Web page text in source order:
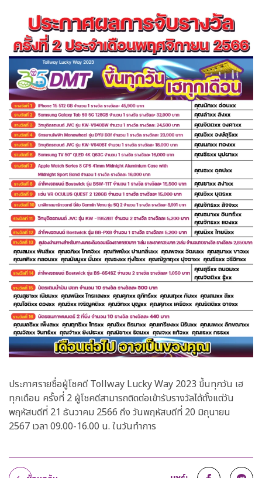
ประกาศรายชื่อผู้โชคดี Tollway Lucky Way 2023 ขึ้นทุกวัน เฮ
ทุกเดือน ครั้งที่ 2 ผู้โชคดีสามารถติดต่อเข้ารับรางวัลได้ตั้งแต่วัน
พฤหัสบดีที่ 21 ธันวาคม 2566 ถึง วันพฤหัสบดีที่ 20 มิถุนายน
2567 เวลา 09.00-16.00 น. ในวันทำการ